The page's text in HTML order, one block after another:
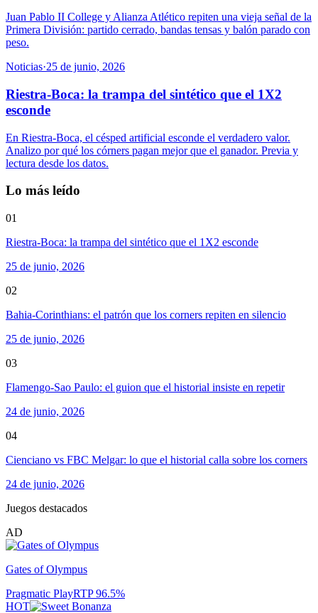
Juan Pablo II College y Alianza Atlético repiten una vieja señal de la
Primera División: partido cerrado, bandas tensas y balón parado con
peso.
Noticias·25 de junio, 2026
Riestra-Boca: la trampa del sintético que el 1X2
esconde
En Riestra-Boca, el césped artificial esconde el verdadero valor.
Analizo por qué los córners pagan mejor que el ganador. Previa y
lectura desde los datos.
Lo más leído
01
Riestra-Boca: la trampa del sintético que el 1X2 esconde
25 de junio, 2026
02
Bahia-Corinthians: el patrón que los corners repiten en silencio
25 de junio, 2026
03
Flamengo-Sao Paulo: el guion que el historial insiste en repetir
24 de junio, 2026
04
Cienciano vs FBC Melgar: lo que el historial calla sobre los corners
24 de junio, 2026
Juegos destacados
AD
Gates of Olympus
Pragmatic PlayRTP96.5%
HOT